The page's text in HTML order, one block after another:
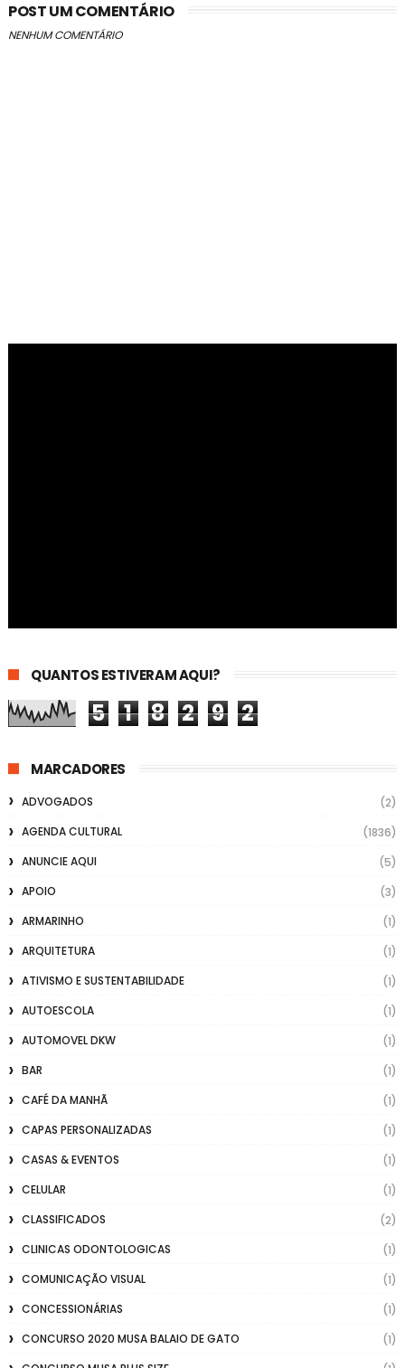
POST UM COMENTÁRIO
NENHUM COMENTÁRIO
QUANTOS ESTIVERAM AQUI?
5 1 8 2 9 2
MARCADORES
ADVOGADOS
(2)
AGENDA CULTURAL
(1836)
ANUNCIE AQUI
(5)
APOIO
(3)
ARMARINHO
(1)
ARQUITETURA
(1)
ATIVISMO E SUSTENTABILIDADE
(1)
AUTOESCOLA
(1)
AUTOMOVEL DKW
(1)
BAR
(1)
CAFÉ DA MANHÃ
(1)
CAPAS PERSONALIZADAS
(1)
CASAS & EVENTOS
(1)
CELULAR
(1)
CLASSIFICADOS
(2)
CLINICAS ODONTOLOGICAS
(1)
COMUNICAÇÃO VISUAL
(1)
CONCESSIONÁRIAS
(1)
CONCURSO 2020 MUSA BALAIO DE GATO
(1)